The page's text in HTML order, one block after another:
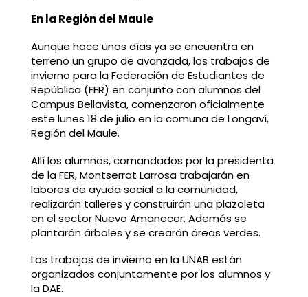
En la Región del Maule
Aunque hace unos días ya se encuentra en
terreno un grupo de avanzada, los trabajos de
invierno para la Federación de Estudiantes de
República (FER) en conjunto con alumnos del
Campus Bellavista, comenzaron oficialmente
este lunes 18 de julio en la comuna de Longaví,
Región del Maule.
Allí los alumnos, comandados por la presidenta
de la FER, Montserrat Larrosa trabajarán en
labores de ayuda social a la comunidad,
realizarán talleres y construirán una plazoleta
en el sector Nuevo Amanecer. Además se
plantarán árboles y se crearán áreas verdes.
Los trabajos de invierno en la UNAB están
organizados conjuntamente por los alumnos y
la DAE.